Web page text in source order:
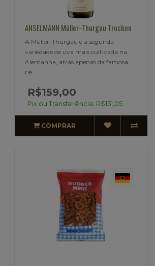
ANSELMANN Müller-Thurgau Trocken
A Müller-Thurgau é a segunda
variedade de uva mais cultivada na
Alemanha, atrás apenas da famosa
rie..
R$159,00
Pix ou Transferência: R$151,05
COMPRAR